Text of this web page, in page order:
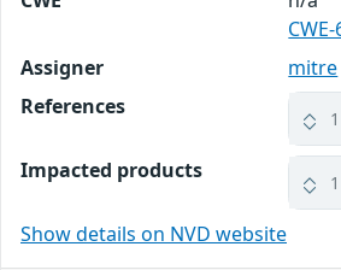
Assigner
mitre
References
Impacted products
Show details on NVD website